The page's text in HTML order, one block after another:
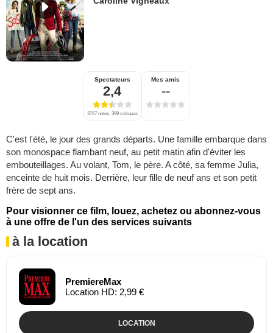
Spectateurs
2,4
3767 notes, 399 critiques
Mes amis
--
C'est l'été, le jour des grands départs. Une famille embarque dans
son monospace flambant neuf, au petit matin afin d'éviter les
embouteillages. Au volant, Tom, le père. A côté, sa femme Julia,
enceinte de huit mois. Derrière, leur fille de neuf ans et son petit
frère de sept ans.
Pour visionner ce film, louez, achetez ou abonnez-vous
à une offre de l'un des services suivants
à la location
PremiereMax
Location HD: 2,99 €
LOCATION